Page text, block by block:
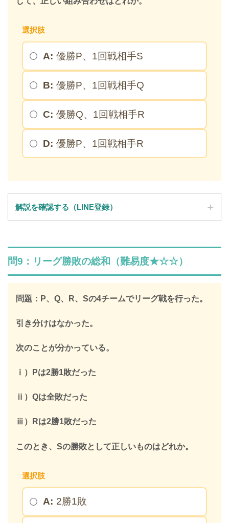
※このページを開いたまま登録してください
選択肢
A: 優勝P、1回戦相手S
B: 優勝P、1回戦相手Q
C: 優勝Q、1回戦相手R
D: 優勝P、1回戦相手R
解説を確認する（LINE登録）
SPI全問の解説が見放題
解説はLINE登録で確認できます
LINEで限定キーワードを受け取ると、
312,887人
＼ 無料・1分で登録完了！ ／
限定キーワードを受け取る
※このページを開いたまま登録してください
問9：リーグ勝敗の総和（難易度★☆☆）
問題：P、Q、R、Sの4チームでリーグ戦を行った。
引き分けはなかった。
次のことが分かっている。
ⅰ）Pは2勝1敗だった
ⅱ）Qは全敗だった
ⅲ）Rは2勝1敗だった
このとき、Sの勝敗として正しいものはどれか。
選択肢
A: 2勝1敗